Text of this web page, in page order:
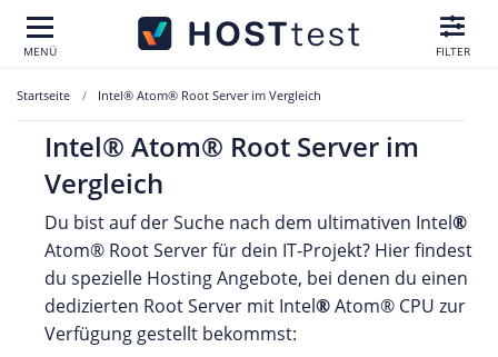
MENÜ FILTER
Startseite Intel® Atom® Root Server im Vergleich
Intel® Atom® Root Server im
Vergleich
Du bist auf der Suche nach dem ultimativen Intel®
Atom® Root Server für dein IT-Projekt? Hier findest
du spezielle Hosting Angebote, bei denen du einen
dedizierten Root Server mit Intel®Atom® CPU zur
Verfügung gestellt bekommst: